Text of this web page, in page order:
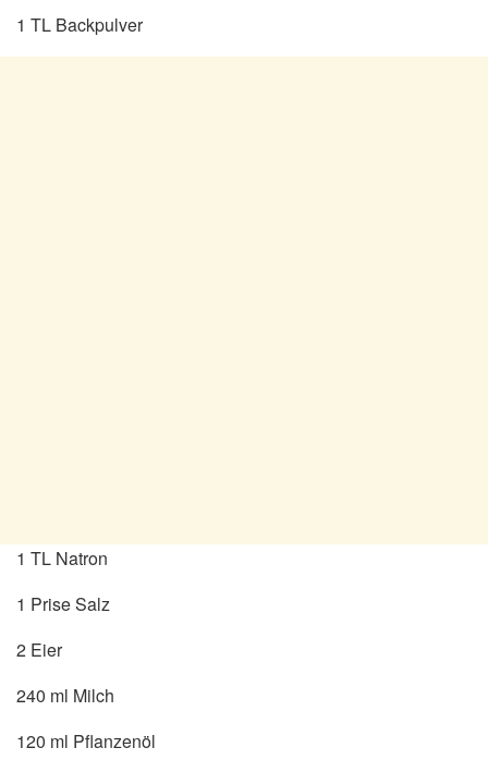
1 TL Backpulver
1 TL Natron
1 Prise Salz
2 Eier
240 ml Milch
120 ml Pflanzenöl